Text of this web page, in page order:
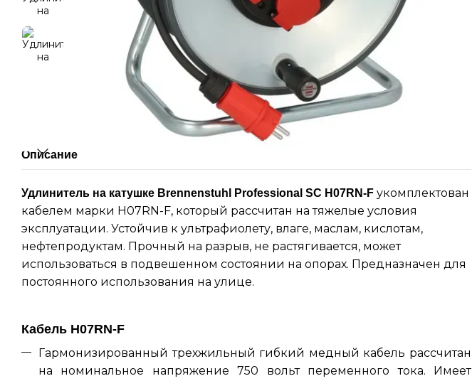
Описание
Удлинитель на катушке Brennenstuhl Professional SC H07RN-F укомплектован
кабелем марки H07RN-F, который рассчитан на тяжелые условия
эксплуатации. Устойчив к ультрафиолету, влаге, маслам, кислотам,
нефтепродуктам. Прочный на разрыв, не растягивается, может
использоваться в подвешенном состоянии на опорах. Предназначен для
постоянного использования на улице.
Кабель H07RN-F
Гармонизированный трехжильный гибкий медный кабель рассчитан
на номинальное напряжение 750 вольт переменного тока. Имеет